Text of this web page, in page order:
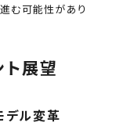
む可能性があり
展望
デル変革